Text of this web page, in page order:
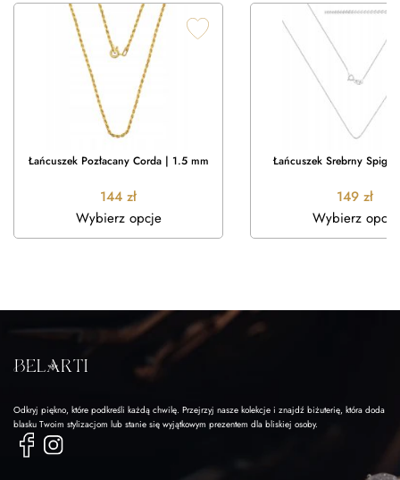
Łańcuszek Pozłacany Corda | 1.5 mm
144 zł
Wybierz opcje
Łańcuszek Srebrny Spiga
149 zł
Wybierz opcje
Odkryj piękno, które podkreśli każdą chwilę. Przejrzyj nasze kolekcje i znajdź biżuterię, która doda
blasku Twoim stylizacjom lub stanie się wyjątkowym prezentem dla bliskiej osoby.